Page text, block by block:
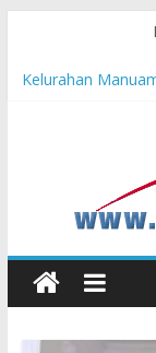
Hasil KKN
Kelurahan
Pengadaan
TNI AL Hadapi
Cahaya
Honda AT Family